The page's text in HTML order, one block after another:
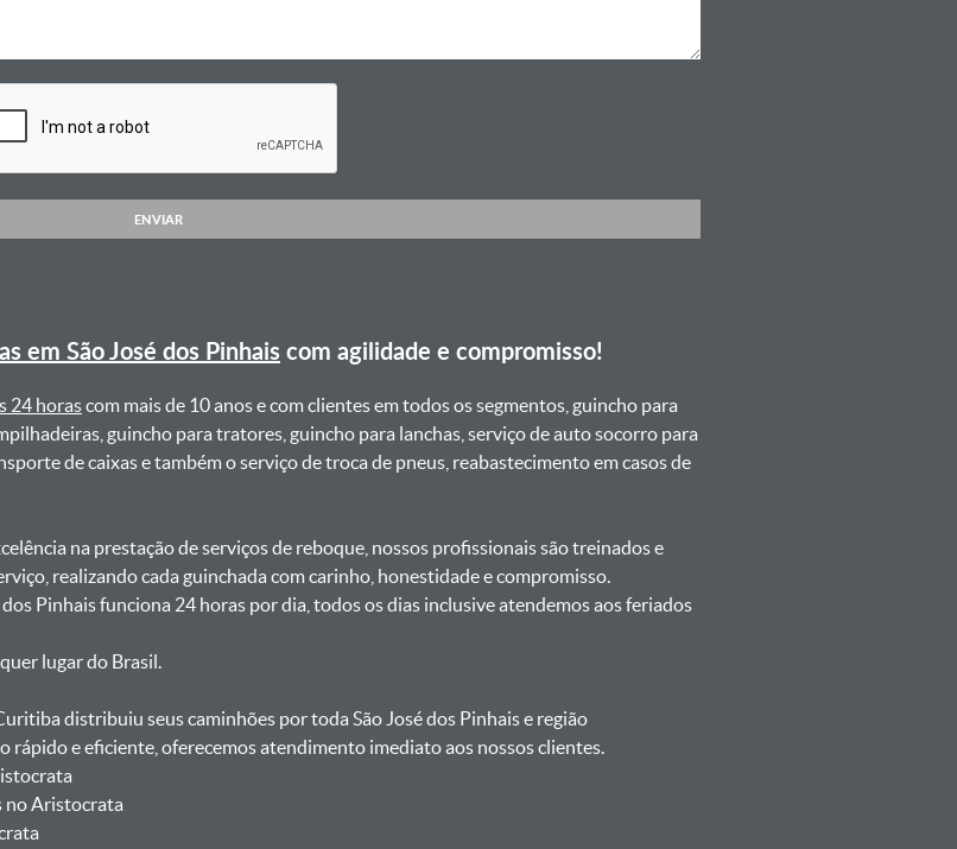
ENVIAR
em São José dos Pinhais com agilidade e compromisso!
24 horascom mais de 10 anos e com clientes em todos os segmentos, guincho para
guincho para tratores, guincho para lanchas, serviço de auto socorro para
de caixas e também o serviço de troca de pneus, reabastecimento em casos de
na prestação de serviços de reboque, nossos profissionais são treinados e
realizando cada guinchada com carinho, honestidade e compromisso.
dos Pinhais funciona 24 horas por dia, todos os dias inclusive atendemos aos feriados
lugar do Brasil.
distribuiu seus caminhões por toda São José dos Pinhais e região
e eficiente, oferecemos atendimento imediato aos nossos clientes.
no Aristocrata